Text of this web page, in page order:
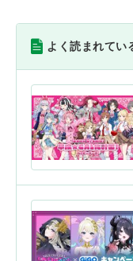
よく読まれてい